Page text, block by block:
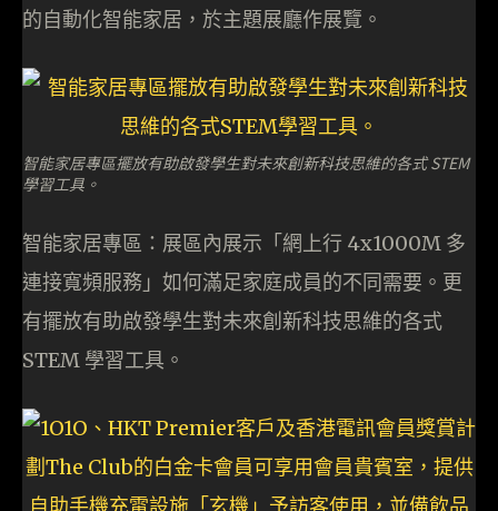
的自動化智能家居，於主題展廳作展覽。
智能家居專區擺放有助啟發學生對未來創新科技思維的各式 STEM
學習工具。
智能家居專區：展區內展示「網上行 4x1000M 多
連接寬頻服務」如何滿足家庭成員的不同需要。更
有擺放有助啟發學生對未來創新科技思維的各式
STEM 學習工具。